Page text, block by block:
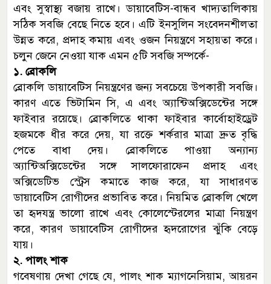
এবং সুস্বাস্থ্য বজায় রাখে। ডায়াবেটিস-বান্ধব খাদ্যতালিকায়
সঠিক সবজি বেছে নিতে হবে। এটি ইনসুলিন সংবেদনশীলতা
উন্নত করে, প্রদাহ কমায় এবং ওজন নিয়ন্ত্রণে সহায়তা করে।
চলুন জেনে নেওয়া যাক এমন ৫টি সবজি সম্পর্কে-
১. ব্রোকলি
ব্রোকলি ডায়াবেটিস নিয়ন্ত্রণের জন্য সবচেয়ে উপকারী সবজি।
কারণ এতে ভিটামিন সি, এ এবং অ্যান্টিঅক্সিডেন্টের সঙ্গে
ফাইবার রয়েছে। ব্রোকলিতে থাকা ফাইবার কার্বোহাইড্রেট
হজমকে ধীর করে দেয়, যা রক্তে শর্করার মাত্রা দ্রুত বৃদ্ধি
পেতে বাধা দেয়। ব্রোকলিতে পাওয়া অন্যান্য
অ্যান্টিঅক্সিডেন্টের সঙ্গে সালফোরাফেন প্রদাহ এবং
অক্সিডেটিভ স্ট্রেস কমাতে কাজ করে, যা সাধারণত
ডায়াবেটিস রোগীদের প্রভাবিত করে। নিয়মিত ব্রোকলি খেলে
তা হৃদযন্ত্র ভালো রাখে এবং কোলেস্টেরলের মাত্রা নিয়ন্ত্রণ
করে, কারণ ডায়াবেটিস রোগীদের হৃদরোগের ঝুঁকি বেড়ে
যায়।
২. পালং শাক
গবেষণায় দেখা গেছে যে, পালং শাক ম্যাগনেসিয়াম, আয়রন